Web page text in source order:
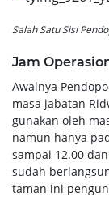
Salah Satu Sisi
Jam
Awalnya
masa jabatan
gunakan oleh
namun hanya
sampai 12.00
sudah
taman ini